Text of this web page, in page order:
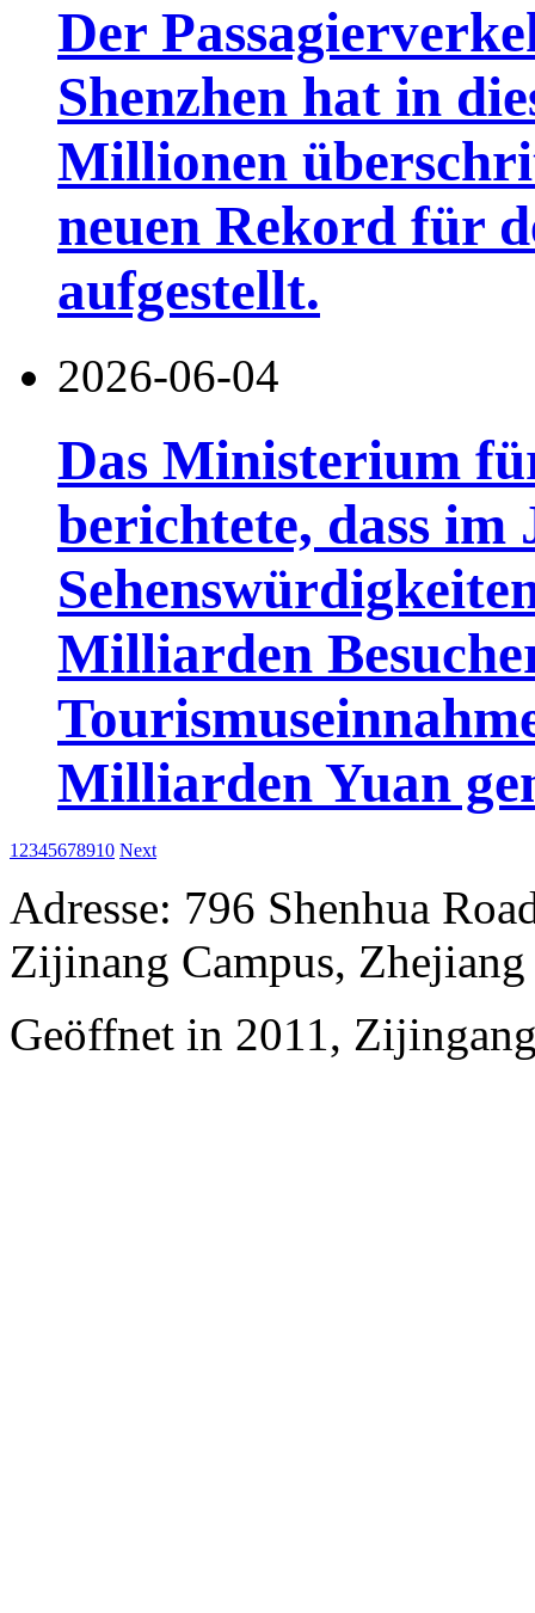
Der
Shenzhen hat in
Millionen
neuen Rekord für
aufgestellt.
2026-06-04
Das Ministerium
berichtete, dass im
Milliarden
Milliarden Yuan
1 2345678910 Next
Adresse: 796 Shenhua
Zijinang Campus,
Geöffnet in 2011,